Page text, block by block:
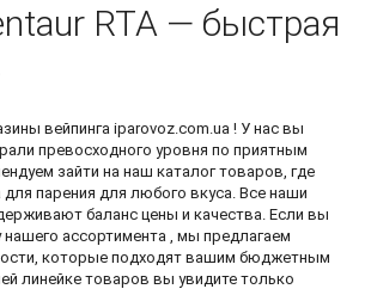
RTA — быстрая
вейпинга iparovoz.com.ua ! У нас вы
превосходного уровня по приятным
зайти на наш каталог товаров, где
для парения для любого вкуса. Все наши
баланс цены и качества. Если вы
нашего ассортимента , мы предлагаем
которые подходят вашим бюджетным
линейке товаров вы увидите только